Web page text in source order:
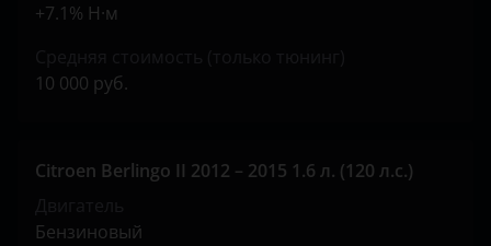
+7.1% Н·м
10 000 руб.
Citroen Berlingo II 2012 – 2015 1.6 л. (120 л.с.)
Бензиновый